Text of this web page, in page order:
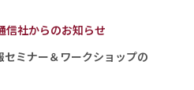
信社からのお知らせ
ミナー＆ワークショップの